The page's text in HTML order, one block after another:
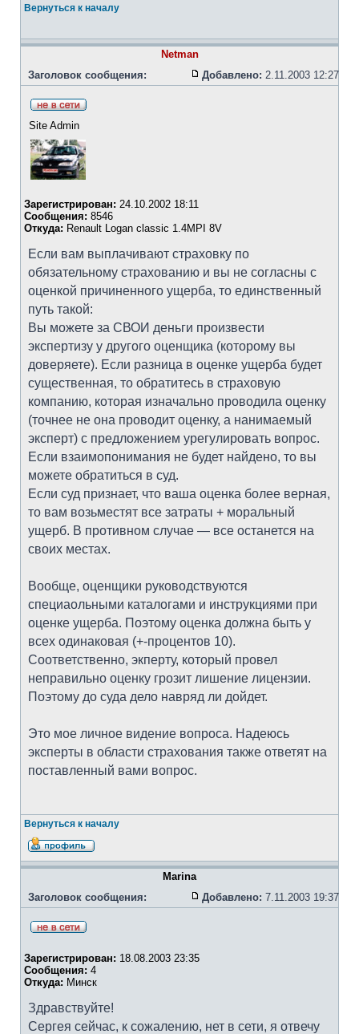
Вернуться к началу
Netman
Заголовок сообщения:
Добавлено: 2.11.2003 12:27
Site Admin
Зарегистрирован: 24.10.2002 18:11
Сообщения: 8546
Откуда: Renault Logan classic 1.4MPI 8V
Если вам выплачивают страховку по
обязательному страхованию и вы не согласны с
оценкой причиненного ущерба, то единственный
путь такой:
Вы можете за СВОИ деньги произвести
экспертизу у другого оценщика (которому вы
доверяете). Если разница в оценке ущерба будет
существенная, то обратитесь в страховую
компанию, которая изначально проводила оценку
(точнее не она проводит оценку, а нанимаемый
эксперт) с предложением урегулировать вопрос.
Если взаимопонимания не будет найдено, то вы
можете обратиться в суд.
Если суд признает, что ваша оценка более верная,
то вам возьместят все затраты + моральный
ущерб. В противном случае — все останется на
своих местах.
Вообще, оценщики руководствуются
специаольными каталогами и инструкциями при
оценке ущерба. Поэтому оценка должна быть у
всех одинаковая (+-процентов 10).
Соответственно, экперту, который провел
неправильно оценку грозит лишение лицензии.
Поэтому до суда дело навряд ли дойдет.
Это мое личное видение вопроса. Надеюсь
эксперты в области страхования также ответят на
поставленный вами вопрос.
Вернуться к началу
Marina
Заголовок сообщения:
Добавлено: 7.11.2003 19:37
Зарегистрирован: 18.08.2003 23:35
Сообщения: 4
Откуда: Минск
Здравствуйте!
Сергея сейчас, к сожалению, нет в сети, я отвечу